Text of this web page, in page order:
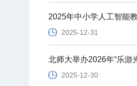
2025年中小学人工智能
2025-12-31
北师大举办2026年“乐游
2025-12-30